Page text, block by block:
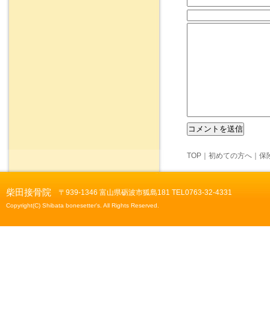
TOP 初めての方へ 保
柴田接骨院 〒939-1346 富山県砺波市狐島181 TEL0763-32-4331
Copyright(C) Shibata bonesetter's. All Rights Reserved.